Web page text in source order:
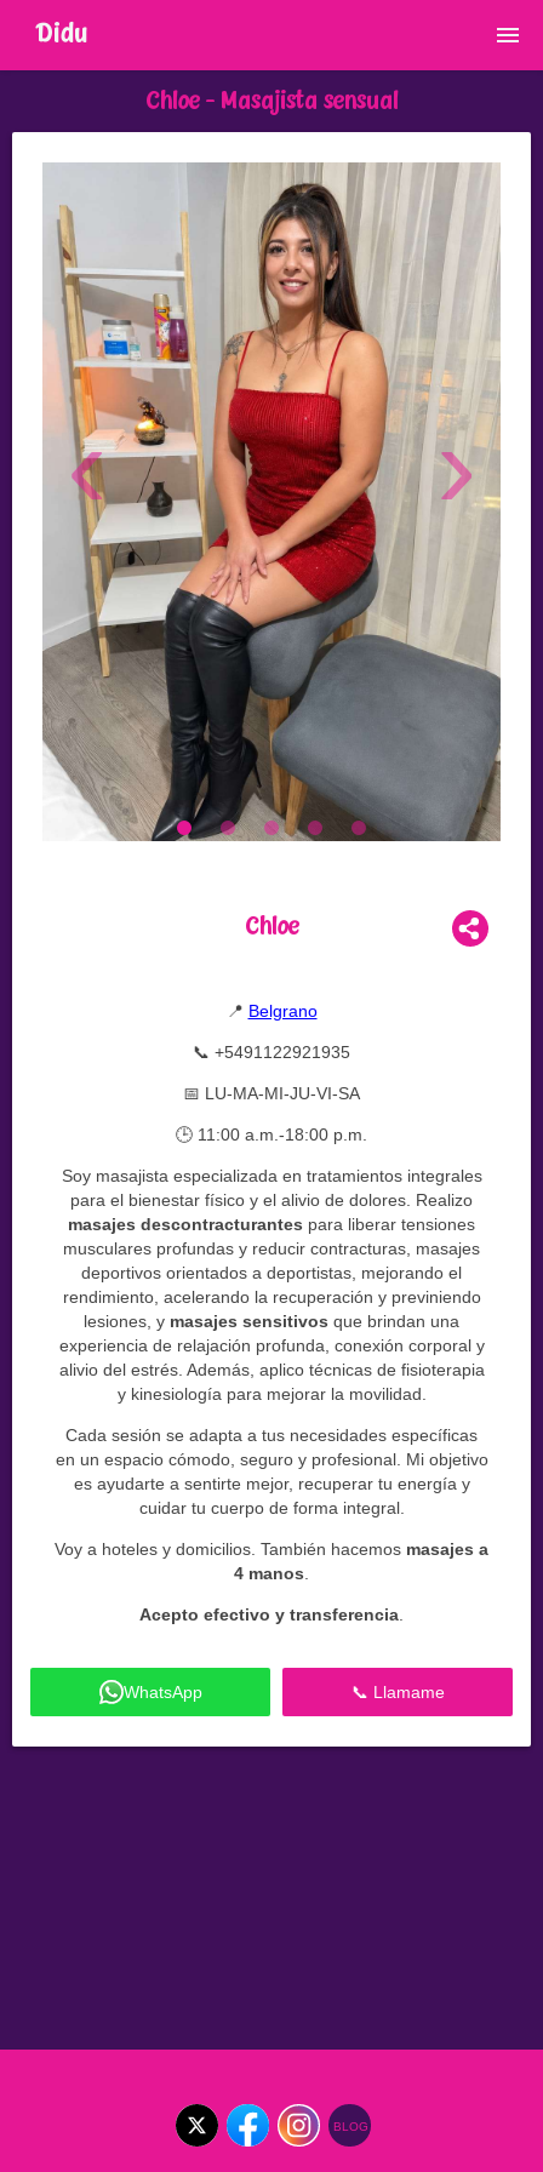
Didu
Chloe - Masajista sensual
‹ ›
Chloe
📍 Belgrano
📞 +5491122921935
📅 LU-MA-MI-JU-VI-SA
🕒 11:00 a.m.-18:00 p.m.
Soy masajista especializada en tratamientos integrales
para el bienestar físico y el alivio de dolores. Realizo
masajes descontracturantes para liberar tensiones
musculares profundas y reducir contracturas, masajes
deportivos orientados a deportistas, mejorando el
rendimiento, acelerando la recuperación y previniendo
lesiones, y masajes sensitivos que brindan una
experiencia de relajación profunda, conexión corporal y
alivio del estrés. Además, aplico técnicas de fisioterapia
y kinesiología para mejorar la movilidad.
Cada sesión se adapta a tus necesidades específicas
en un espacio cómodo, seguro y profesional. Mi objetivo
es ayudarte a sentirte mejor, recuperar tu energía y
cuidar tu cuerpo de forma integral.
Voy a hoteles y domicilios. También hacemos masajes a
4 manos
Acepto efectivo y transferencia
WhatsApp 📞 Llamame
BLOG